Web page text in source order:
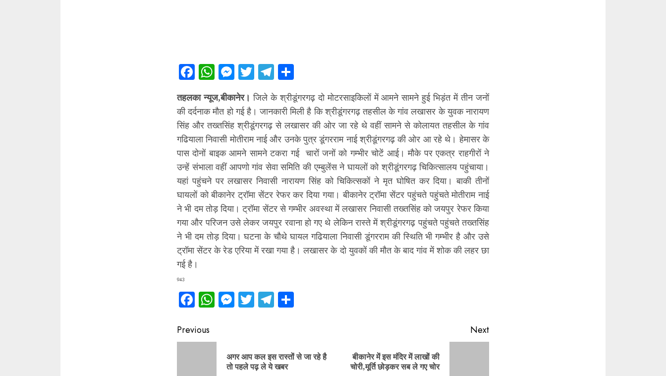
Facebook
WhatsApp
Messenger
TwitterTelegram
तहलका न्यूज,बीकानेर। जिले के श्रीडूंगरगढ़ दो मोटरसाइकिलों में आमने सामने हुई भिड़ंत में तीन जनों
की दर्दनाक मौत हो गई है। जानकारी मिली है कि श्रीडूंगरगढ़ तहसील के गांव लखासर के युवक नारायण
सिंह और तख्तसिंह श्रीडूंगरगढ़ से लखासर की ओर जा रहे थे वहीं सामने से कोलायत तहसील के गांव
गढियाला निवासी मोतीराम नाई और उनके पुत्र डूंगरराम नाई श्रीडूंगरगढ़ की ओर आ रहे थे। हेमासर के
पास दोनों बाइक आमने सामने टकरा गई चारों जनों को गम्भीर चोटें आई। मौके पर एकत्र राहगीरों ने
उन्हें संभाला वहीं आपणो गांव सेवा समिति की एम्बुलेंस ने घायलों को श्रीडूंगरगढ़ चिकित्सालय पहुंचाया।
यहां पहुंचने पर लखासर निवासी नारायण सिंह को चिकित्सकों ने मृत घोषित कर दिया। बाकी तीनों
घायलों को बीकानेर ट्रॉमा सेंटर रेफर कर दिया गया। बीकानेर ट्रॉमा सेंटर पहुंचते पहुंचते मोतीराम नाई
ने भी दम तोड़ दिया। ट्रॉमा सेंटर से गम्भीर अवस्था में लखासर निवासी तख्तसिंह को जयपुर रेफर किया
गया और परिजन उसे लेकर जयपुर रवाना हो गए थे लेकिन रास्ते में श्रीडूंगरगढ़ पहुंचते पहुंचते तख्तसिंह
ने भी दम तोड़ दिया। घटना के चौथे घायल गढियाला निवासी डूंगरराम की स्थिति भी गम्भीर है और उसे
ट्रॉमा सेंटर के रेड एरिया में रखा गया है। लखासर के दो युवकों की मौत के बाद गांव में शोक की लहर छा
गई है।
943
Facebook
WhatsApp
Messenger
TwitterTelegram
Continue
Reading
Previous
Previous
post:
अगर आप कल इस रास्तों से जा रहे है
तो पहले पढ़ ले ये खबर
Next
Next
post:
बीकानेर में इस मंदिर में लाखों की
चोरी,मूर्ति छोड़कर सब ले गए चोर